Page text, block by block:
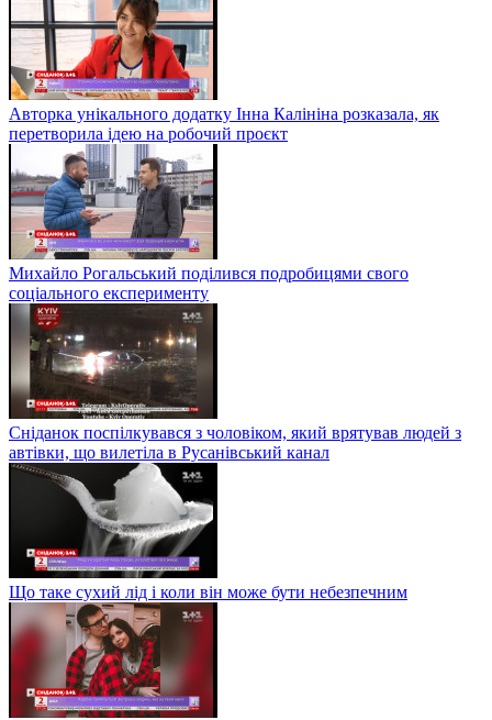
Авторка унікального додатку Інна Калініна розказала, як
перетворила ідею на робочий проєкт
Михайло Рогальський поділився подробицями свого
соціального експерименту
Сніданок поспілкувався з чоловіком, який врятував людей з
автівки, що вилетіла в Русанівський канал
Що таке сухий лід і коли він може бути небезпечним